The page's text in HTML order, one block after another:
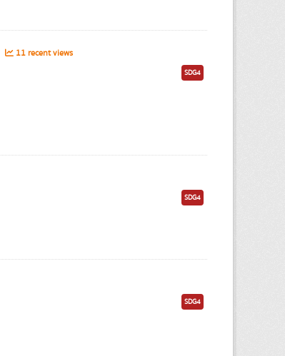
11 recent views
SDG4
SDG4
SDG4